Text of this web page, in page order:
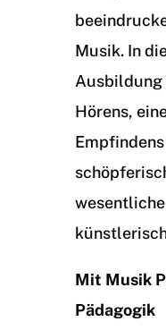
Musik. In
Ausbildung
Hörens,
Mit Musik
Pädagogik